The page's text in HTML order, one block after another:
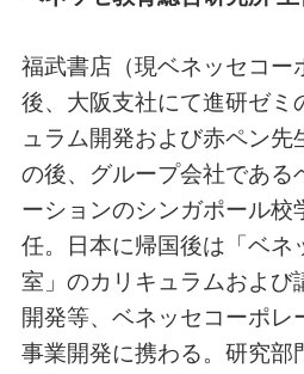
福武書店（現ベネッセコー
後、大阪支社にて進研ゼミ
ュラム開発および赤ペン先
の後、グループ会社である
ーションのシンガポール校
任。日本に帰国後は「ベネ
室」のカリキュラムおよび
開発等、ベネッセコーポレ
事業開発に携わる。研究部